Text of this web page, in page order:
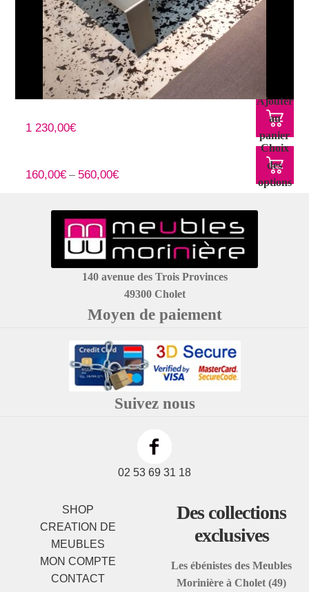
Ajouter
au
panier
1 230,00€
Choix
des
options
160,00€ – 560,00€
140 avenue des Trois Provinces
49300 Cholet
Moyen de paiement
Suivez nous
02 53 69 31 18
SHOP
CREATION DE
MEUBLES
MON COMPTE
CONTACT
Des collections
exclusives
Les ébénistes des Meubles
Morinière à Cholet (49)